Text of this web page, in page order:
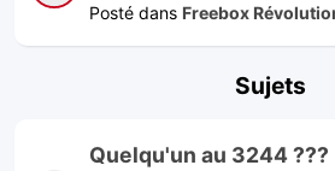
Posté dans Freebox
Sujets
Quelqu'un au 3244 ???